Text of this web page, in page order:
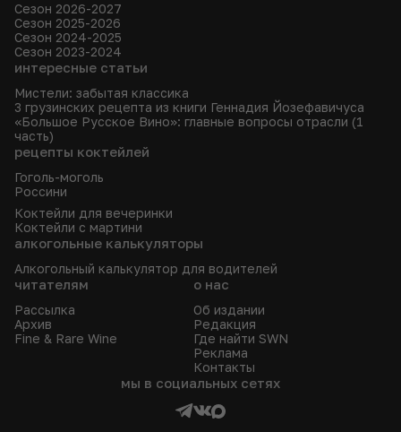
Сезон 2026-2027
Сезон 2025-2026
Сезон 2024-2025
Сезон 2023-2024
интересные статьи
Мистели: забытая классика
3 грузинских рецепта из книги Геннадия Йозефавичуса
«Большое Русское Вино»: главные вопросы отрасли (1
часть)
рецепты коктейлей
Гоголь-моголь
Россини
Коктейли для вечеринки
Коктейли с мартини
алкогольные калькуляторы
Алкогольный калькулятор для водителей
читателям
Рассылка
Архив
Fine & Rare Wine
о нас
Об издании
Редакция
Где найти SWN
Реклама
Контакты
мы в социальных сетях